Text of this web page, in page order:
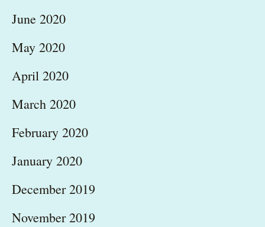
June 2020
May 2020
April 2020
March 2020
February 2020
January 2020
December 2019
November 2019